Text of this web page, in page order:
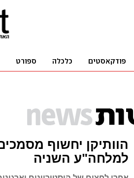
הוותיקן יחשוף
למלחה"ע השניה